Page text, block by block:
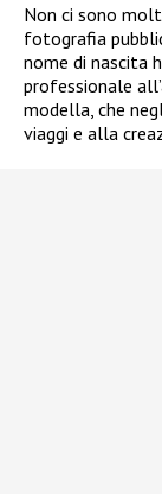
Non ci sono
fotografia
nome di nascita
professionale
modella, che
viaggi e alla